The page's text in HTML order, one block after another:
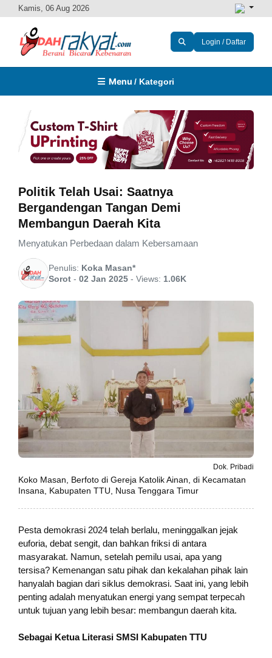
Kamis, 06 Aug 2026
Login / Daftar
Menu / Kategori
Politik Telah Usai: Saatnya
Bergandengan Tangan Demi
Membangun Daerah Kita
Menyatukan Perbedaan dalam Kebersamaan
Penulis: Koka Masan*
Sorot - 02 Jan 2025 - Views: 1.06K
Dok. Pribadi
Koko Masan, Berfoto di Gereja Katolik Ainan, di Kecamatan
Insana, Kabupaten TTU, Nusa Tenggara Timur
Pesta demokrasi 2024 telah berlalu, meninggalkan jejak
euforia, debat sengit, dan bahkan friksi di antara
masyarakat. Namun, setelah pemilu usai, apa yang
tersisa? Kemenangan satu pihak dan kekalahan pihak lain
hanyalah bagian dari siklus demokrasi. Saat ini, yang lebih
penting adalah menyatukan energi yang sempat terpecah
untuk tujuan yang lebih besar: membangun daerah kita.
Sebagai Ketua Literasi SMSI Kabupaten TTU